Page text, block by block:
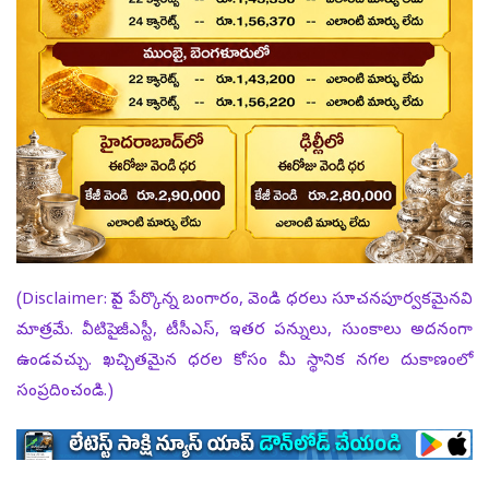
(Disclaimer: పైన పేర్కొన్న బంగారం, వెండి ధరలు సూచనపూర్వకమైనవి
మాత్రమే. వీటిపై జీఎస్టీ, టీసీఎస్‌, ఇతర పన్నులు, సుంకాలు అదనంగా
ఉండవచ్చు. ఖచ్చితమైన ధరల కోసం మీ స్థానిక నగల దుకాణంలో
సంప్రదించండి.)